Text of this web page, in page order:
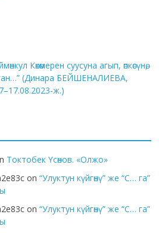
Көкөмерен суусуна агып, өпкөсүнө,
(Динара БЕЙШЕНАЛИЕВА,
ж.)
Токтобек Үсөнов. «Олжо»
on“Улуктун күйгөнү” же “С… га”
on“Улуктун күйгөнү” же “С… га”